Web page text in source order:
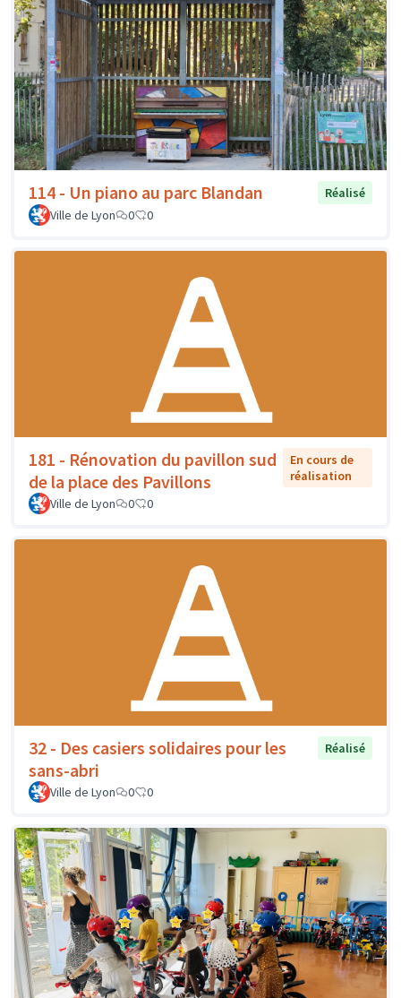
114 - Un piano au parc Blandan
Réalisé
Ville de Lyon
0 0
181 - Rénovation du pavillon sud
de la place des Pavillons
En cours de
réalisation
Ville de Lyon
0 0
32 - Des casiers solidaires pour les
sans-abri
Réalisé
Ville de Lyon 0 0